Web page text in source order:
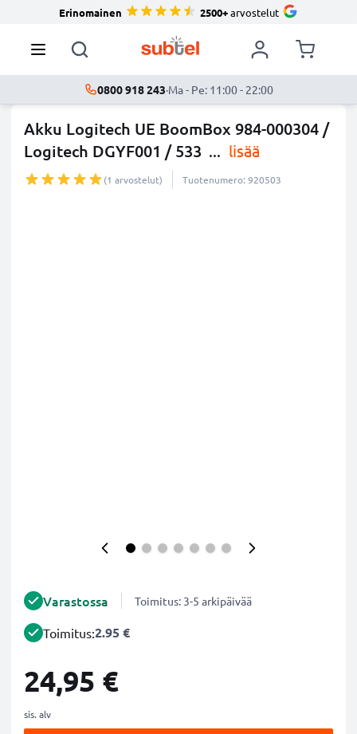
Erinomainen 2500+arvostelut
0800 918 243·Ma - Pe: 11:00 - 22:00
Akku Logitech UE BoomBox 984-000304 /
Logitech DGYF001 / 533 ... lisää
(1 arvostelut) Tuotenumero: 920503
Varastossa Toimitus: 3-5 arkipäivää
Toimitus:2.95 €
24,95 €
sis. alv